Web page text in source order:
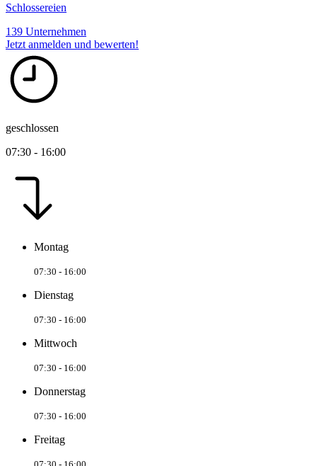
Schlossereien
139 Unternehmen
Jetzt anmelden und bewerten!
geschlossen
07:30 - 16:00
Montag
07:30 - 16:00
Dienstag
07:30 - 16:00
Mittwoch
07:30 - 16:00
Donnerstag
07:30 - 16:00
Freitag
07:30 - 16:00